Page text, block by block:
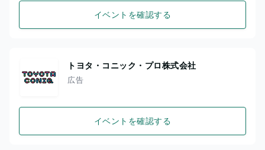
イベントを確認する
トヨタ・コニック・プロ株式会社
広告
イベントを確認する